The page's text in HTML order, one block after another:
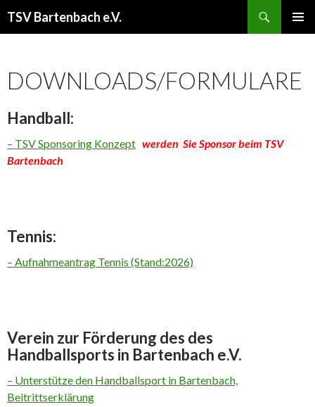
TSV Bartenbach e.V.
DOWNLOADS/FORMULARE
Handball:
– TSV Sponsoring Konzept werden Sie Sponsor beim TSV
Bartenbach
Tennis:
– Aufnahmeantrag Tennis (Stand:2026)
Verein zur Förderung des des
Handballsports in Bartenbach e.V.
– Unterstütze den Handballsport in Bartenbach,
Beitrittserklärung